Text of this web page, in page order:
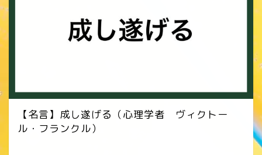
【名言】成し遂げる（心理学者 ヴィクトー
ル・フランクル）